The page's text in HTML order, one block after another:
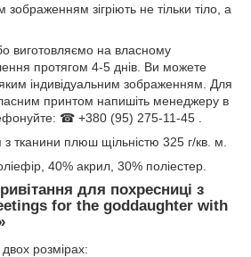
зображенням зігріють не тільки тіло, а
виготовляємо на власному
протягом 4-5 днів. Ви можете
індивідуальним зображенням. Для
принтом напишіть менеджеру в
☎ +380 (95) 275-11-45 .
тканини плюш щільністю 325 г/кв. м.
40% акрил, 30% поліестер.
для похресниці з
for the goddaughter with
розмірах: